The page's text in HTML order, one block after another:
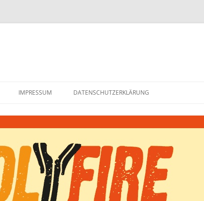
IMPRESSUM DATENSCHUTZERKLÄRUNG